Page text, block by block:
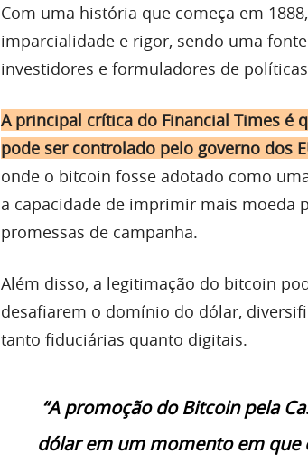
Com uma história que começa em
imparcialidade e rigor, sendo uma
investidores e formuladores de
A principal crítica do Financial Times é
pode ser controlado pelo governo dos
onde o bitcoin fosse adotado como
a capacidade de imprimir mais moeda
promessas de campanha.
Além disso, a legitimação do bitcoin
desafiarem o domínio do dólar,
tanto fiduciárias quanto digitais.
“A promoção do Bitcoin pela
dólar em um momento em